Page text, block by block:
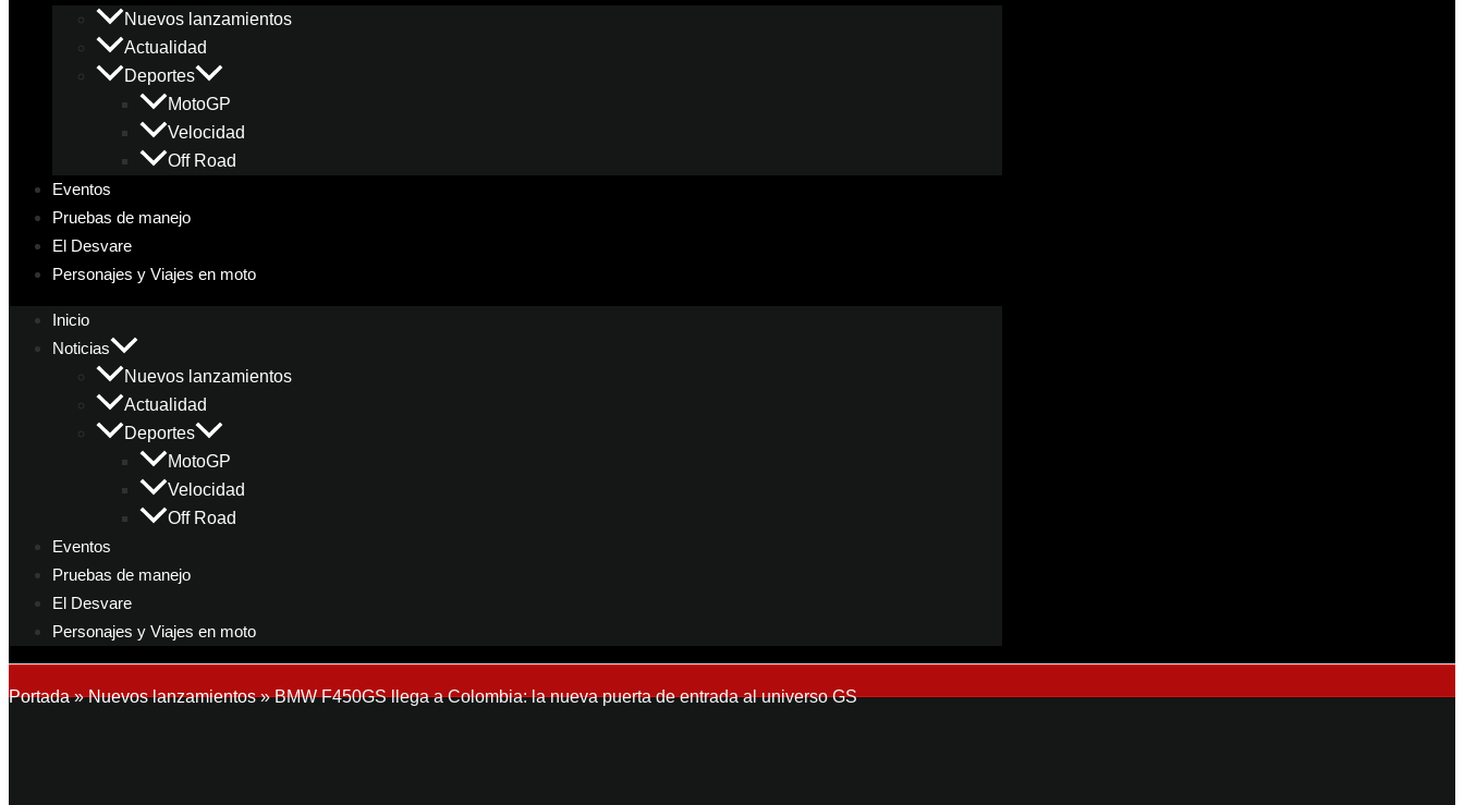
Nuevos lanzamientos
Actualidad
Deportes
MotoGP
Velocidad
Off Road
Eventos
Pruebas de manejo
El Desvare
Personajes y Viajes en moto
Inicio
Noticias
Nuevos lanzamientos
Actualidad
Deportes
MotoGP
Velocidad
Off Road
Eventos
Pruebas de manejo
El Desvare
Personajes y Viajes en moto
Portada»Nuevos lanzamientos»BMW F450GS llega a Colombia: la nueva puerta de entrada al universo GS